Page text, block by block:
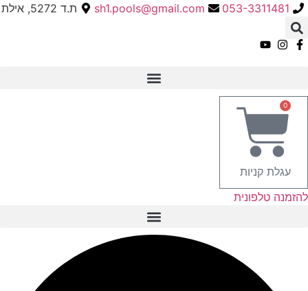
053-3311481
sh1.pools@gmail.com ת.ד 5272, אילת
0
עגלת קניות
להזמנה טלפונית